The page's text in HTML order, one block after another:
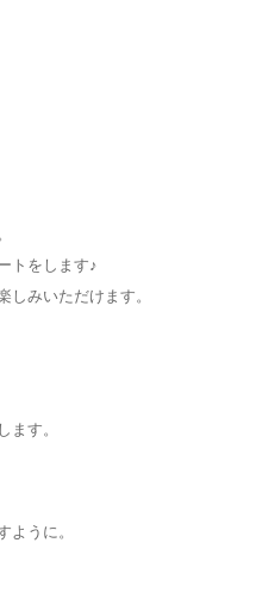
トをします♪
しみいただけます。
ます。
ように。